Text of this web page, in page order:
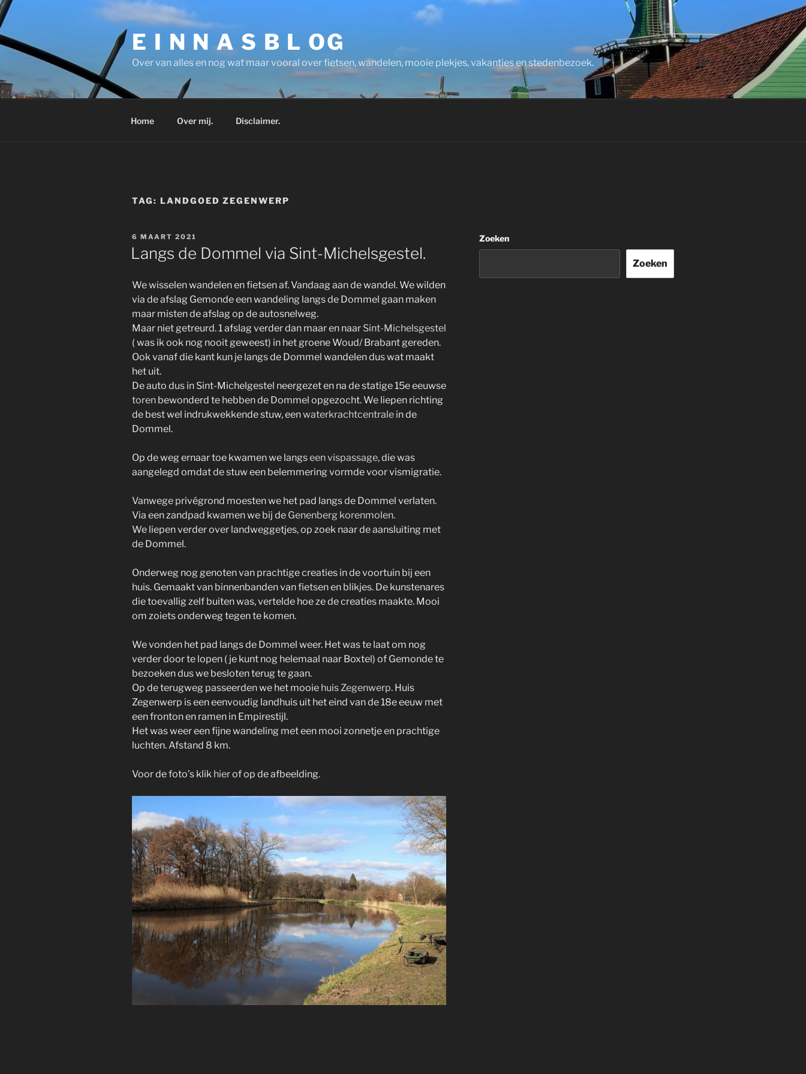
Ga
naar
de
inhoud
E I N N A S B L OG
Over van alles en nog wat maar vooral over fietsen, wandelen, mooie plekjes, vakanties en stedenbezoek.
Home Over mij. Disclaimer.
TAG: LANDGOED ZEGENWERP
GEPLAATST
OP
6 MAART 2021
Langs de Dommel via Sint-Michelsgestel.
We wisselen wandelen en fietsen af. Vandaag aan de wandel. We wilden
via de afslag Gemonde een wandeling langs de Dommel gaan maken
maar misten de afslag op de autosnelweg.
Maar niet getreurd. 1 afslag verder dan maar en naar Sint-Michelsgestel
( was ik ook nog nooit geweest) in het groene Woud/ Brabant gereden.
Ook vanaf die kant kun je langs de Dommel wandelen dus wat maakt
het uit.
De auto dus in Sint-Michelgestel neergezet en na de statige 15e eeuwse
toren bewonderd te hebben de Dommel opgezocht. We liepen richting
de best wel indrukwekkende stuw, eenwaterkrachtcentrale in de
Dommel.
Op de weg ernaar toe kwamen we langseen vispassage, die was
aangelegd omdat de stuw een belemmering vormde voor vismigratie.
Vanwege privégrond moesten we het pad langs de Dommel verlaten.
Via een zandpad kwamen we bij de Genenberg korenmolen.
We liepen verder over landweggetjes, op zoek naar de aansluiting met
de Dommel.
Onderweg nog genoten van prachtige creaties in de voortuin bij een
huis. Gemaakt van binnenbanden van fietsen en blikjes. De kunstenares
die toevallig zelf buiten was, vertelde hoe ze de creaties maakte. Mooi
om zoiets onderweg tegen te komen.
We vonden het pad langs de Dommel weer. Het was te laat om nog
verder door te lopen ( je kunt nog helemaal naar Boxtel) of Gemonde te
bezoeken dus we besloten terug te gaan.
Op de terugweg passeerden we het mooie huis Zegenwerp. Huis
Zegenwerp is een eenvoudig landhuis uit het eind van de 18e eeuw met
een fronton en ramen in Empirestijl.
Het was weer een fijne wandeling met een mooi zonnetje en prachtige
luchten. Afstand 8 km.
Voor de foto’s klik hierof op de afbeelding.
Zoeken
Zoeken